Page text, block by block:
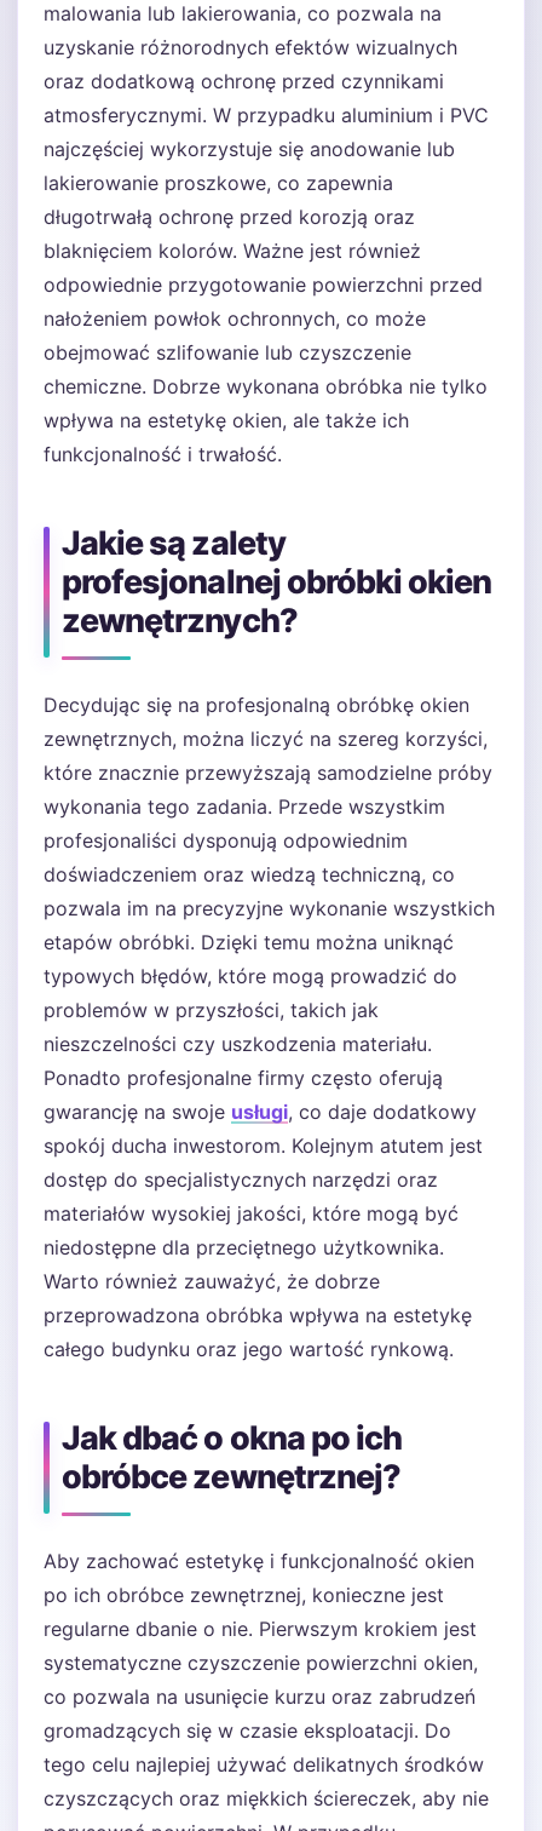
malowania lub lakierowania, co pozwala na
uzyskanie różnorodnych efektów wizualnych
oraz dodatkową ochronę przed czynnikami
atmosferycznymi. W przypadku aluminium i PVC
najczęściej wykorzystuje się anodowanie lub
lakierowanie proszkowe, co zapewnia
długotrwałą ochronę przed korozją oraz
blaknięciem kolorów. Ważne jest również
odpowiednie przygotowanie powierzchni przed
nałożeniem powłok ochronnych, co może
obejmować szlifowanie lub czyszczenie
chemiczne. Dobrze wykonana obróbka nie tylko
wpływa na estetykę okien, ale także ich
funkcjonalność i trwałość.
Jakie są zalety
profesjonalnej obróbki okien
zewnętrznych?
Decydując się na profesjonalną obróbkę okien
zewnętrznych, można liczyć na szereg korzyści,
które znacznie przewyższają samodzielne próby
wykonania tego zadania. Przede wszystkim
profesjonaliści dysponują odpowiednim
doświadczeniem oraz wiedzą techniczną, co
pozwala im na precyzyjne wykonanie wszystkich
etapów obróbki. Dzięki temu można uniknąć
typowych błędów, które mogą prowadzić do
problemów w przyszłości, takich jak
nieszczelności czy uszkodzenia materiału.
Ponadto profesjonalne firmy często oferują
gwarancję na swoje usługi, co daje dodatkowy
spokój ducha inwestorom. Kolejnym atutem jest
dostęp do specjalistycznych narzędzi oraz
materiałów wysokiej jakości, które mogą być
niedostępne dla przeciętnego użytkownika.
Warto również zauważyć, że dobrze
przeprowadzona obróbka wpływa na estetykę
całego budynku oraz jego wartość rynkową.
Jak dbać o okna po ich
obróbce zewnętrznej?
Aby zachować estetykę i funkcjonalność okien
po ich obróbce zewnętrznej, konieczne jest
regularne dbanie o nie. Pierwszym krokiem jest
systematyczne czyszczenie powierzchni okien,
co pozwala na usunięcie kurzu oraz zabrudzeń
gromadzących się w czasie eksploatacji. Do
tego celu najlepiej używać delikatnych środków
czyszczących oraz miękkich ściereczek, aby nie